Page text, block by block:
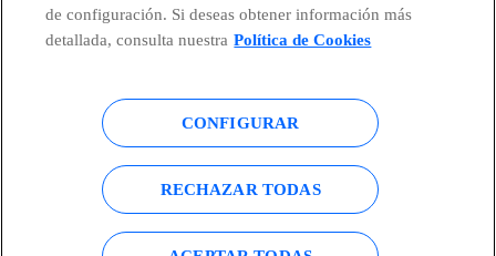
Política de cookies Aviso legal
Accesibilidad Política de privacidad
Mapa del sitio
de configuración. Si deseas obtener información más
detallada, consulta nuestra Política de Cookies
CONFIGURAR
RECHAZAR TODAS